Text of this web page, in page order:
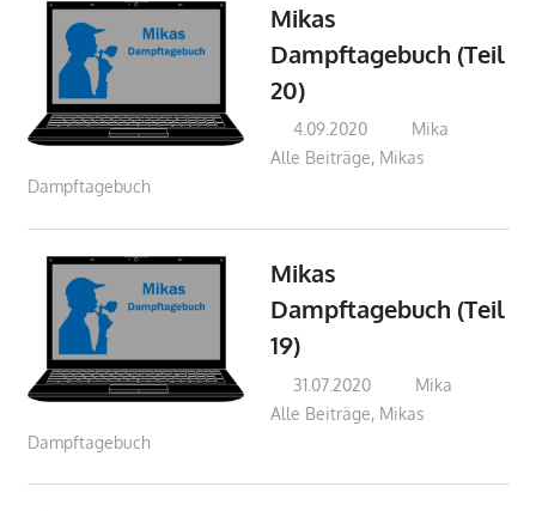
Mikas
Dampftagebuch (Teil
20)
4.09.2020
Mika
Alle Beiträge, Mikas
Dampftagebuch
Mikas
Dampftagebuch (Teil
19)
31.07.2020
Mika
Alle Beiträge, Mikas
Dampftagebuch